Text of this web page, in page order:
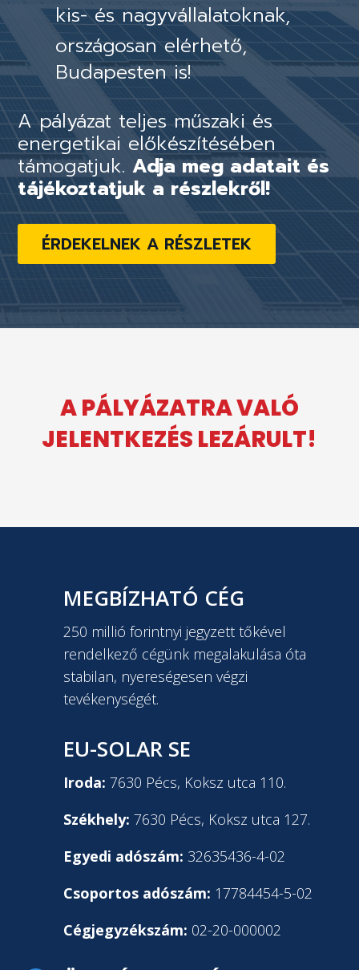
kis- és nagyvállalatoknak,
országosan elérhető,
Budapesten is!
A pályázat teljes műszaki és
energetikai előkészítésében
támogatjuk.Adja meg adatait és
tájékoztatjuk a részlekről!
ÉRDEKELNEK A RÉSZLETEK
A PÁLYÁZATRA VALÓ
JELENTKEZÉS LEZÁRULT!
MEGBÍZHATÓ CÉG
250 millió forintnyi jegyzett tőkével
rendelkező cégünk megalakulása óta
stabilan, nyereségesen végzi
tevékenységét.
EU-SOLAR SE
Iroda: 7630 Pécs, Koksz utca 110.
Székhely: 7630 Pécs, Koksz utca 127.
Egyedi adószám: 32635436-4-02
Csoportos adószám: 17784454-5-02
Cégjegyzékszám: 02-20-000002